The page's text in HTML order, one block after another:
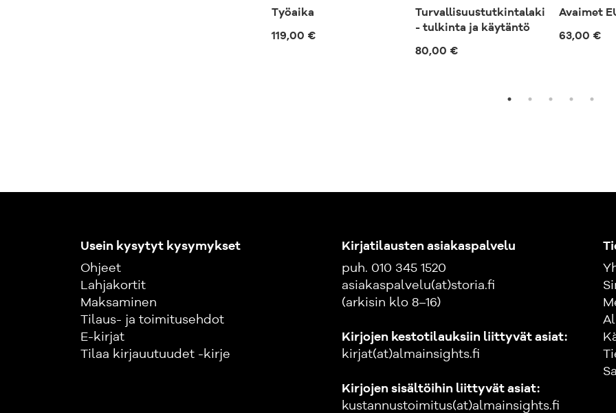
sovittelua
valmisteluun.
Työaika
119,00 €
Turvallisuustutkintalaki
- tulkinta ja käytäntö
80,00 €
Avaimet
63,00 €
Usein kysytyt kysymykset
Ohjeet
Lahjakortit
Maksaminen
Tilaus- ja toimitusehdot
E-kirjat
Tilaa kirjauutuudet -kirje
Kirjatilausten asiakaspalvelu
puh. 010 345 1520
asiakaspalvelu(at)storia.fi
(arkisin klo 8–16)
Kirjojen kestotilauksiin liittyvät asiat:
kirjat(at)almainsights.fi
Kirjojen sisältöihin liittyvät asiat:
kustannustoimitus(at)almainsights.fi